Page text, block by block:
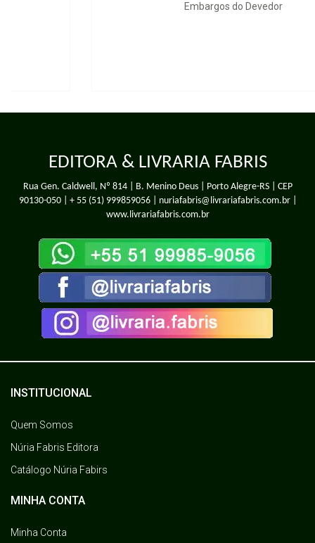
Embargos do Devedor
EDITORA & LIVRARIA FABRIS
Rua Gen. Caldwell, Nº 814 | B. Menino Deus | Porto Alegre-RS | CEP
90130-050 | + 55 (51) 999859056| nuriafabris@livrariafabris.com.br |
www.livrariafabris.com.br
INSTITUCIONAL
Quem Somos
Núria Fabris Editora
Catálogo Núria Fabirs
MINHA CONTA
Minha Conta